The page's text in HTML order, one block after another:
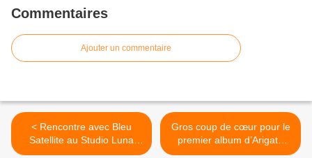
Commentaires
Ajouter un commentaire
< Rencontre avec Bleu
Satellite au Studio Luna
Rossa à l’occasion de la
Gros coup de cœur pour le
premier album d’Arigato
Massaï ! >